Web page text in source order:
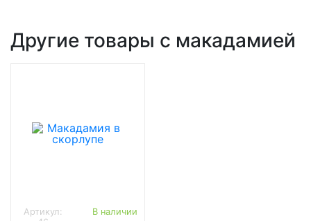
Другие товары с макадамией
Артикул:
В наличии